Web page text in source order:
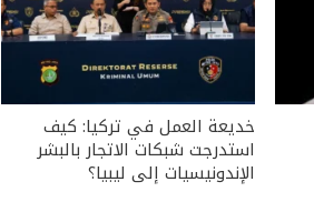
خديعة العمل في تركيا: كيف
استدرجت شبكات الاتجار بالبشر
الإندونيسيات إلى ليبيا؟